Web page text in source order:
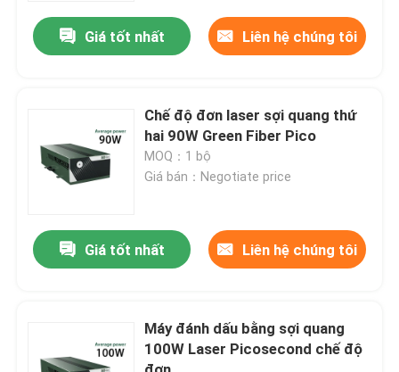
Giá tốt nhất Liên hệ chúng tôi
Chế độ đơn laser sợi quang thứ
hai 90W Green Fiber Pico
MOQ：1 bộ
Giá bán：Negotiate price
Giá tốt nhất Liên hệ chúng tôi
Máy đánh dấu bằng sợi quang
100W Laser Picosecond chế độ